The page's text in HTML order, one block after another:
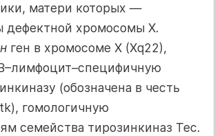
матери которых —
дефектной хромосомы X.
ген в хромосоме X (Xq22),
(обозначена в честь
гомологичную
семейства тирозинкиназ Tec.